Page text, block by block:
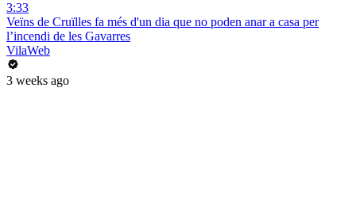
3:33
Veïns de Cruïlles fa més d'un dia que no poden anar a casa per
l’incendi de les Gavarres
VilaWeb
3 weeks ago